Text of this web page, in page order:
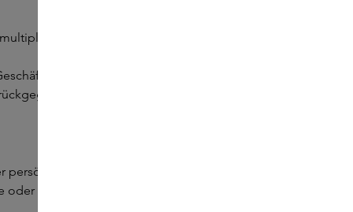
samples of the same product.
sind vorab zusammengestellte Sample Sets
werden, da es sich um ein personalisiertes
Seite mit Informationen zu den
in unseren Boutiquen.